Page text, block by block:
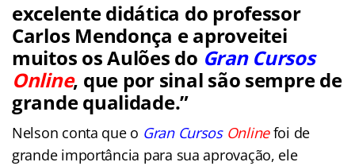
excelente didática do professor
Carlos Mendonça e aproveitei
muitos os Aulões do Gran Cursos
Online, que por sinal são sempre de
grande qualidade.”
Nelson conta que o Gran Cursos Onlinefoi de
grande importância para sua aprovação, ele